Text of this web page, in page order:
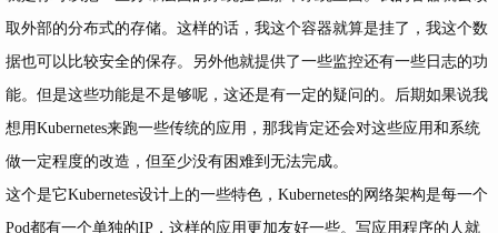
取外部的分布式的存储。这样的话，我这个容器就算是挂了，我这个数
据也可以比较安全的保存。另外他就提供了一些监控还有一些日志的功
能。但是这些功能是不是够呢，这还是有一定的疑问的。后期如果说我
想用Kubernetes来跑一些传统的应用，那我肯定还会对这些应用和系统
做一定程度的改造，但至少没有困难到无法完成。
这个是它Kubernetes设计上的一些特色，Kubernetes的网络架构是每一个
Pod都有一个单独的IP，这样的应用更加友好一些。写应用程序的人就